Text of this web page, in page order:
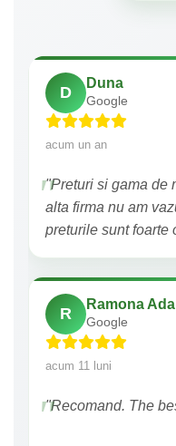
D
Duna
Google
acum un an
"Preturi si gama de
alta firma nu am
preturile sunt foarte
R
Ramona
Google
acum 11 luni
"Recomand. The